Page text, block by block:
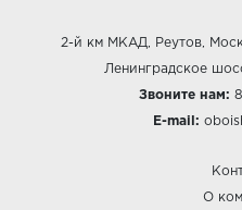
2-й км МКАД, Реутов,
Ленинградское
Звоните нам:
E-mail:
О